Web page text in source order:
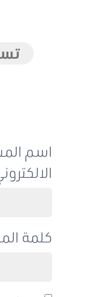
اسم
الالكتروني
كلمة المرور